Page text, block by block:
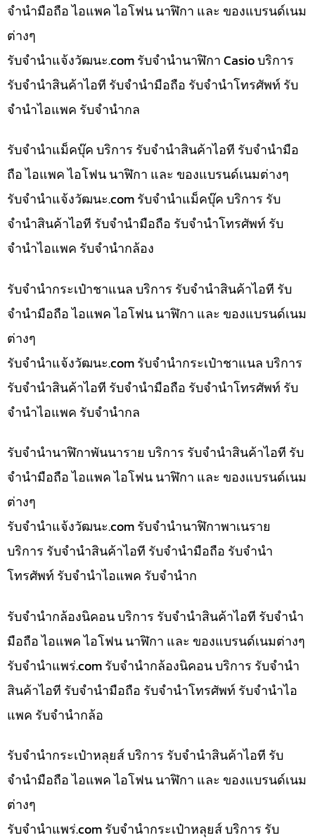
จำนำมือถือ ไอแพค ไอโฟน นาฬิกา และ ของแบรนด์เนม
ต่างๆ
รับจํานําแจ้งวัฒนะ.com รับจำนำนาฬิกา Casio บริการ
รับจำนำสินค้าไอที รับจำนำมือถือ รับจำนำโทรศัพท์ รับ
จำนำไอแพค รับจำนำกล
รับจำนำแม็คบุ๊ค บริการ รับจำนำสินค้าไอที รับจำนำมือ
ถือ ไอแพค ไอโฟน นาฬิกา และ ของแบรนด์เนมต่างๆ
รับจํานําแจ้งวัฒนะ.com รับจำนำแม็คบุ๊ค บริการ รับ
จำนำสินค้าไอที รับจำนำมือถือ รับจำนำโทรศัพท์ รับ
จำนำไอแพค รับจำนำกล้อง
รับจำนำกระเป๋าชาแนล บริการ รับจำนำสินค้าไอที รับ
จำนำมือถือ ไอแพค ไอโฟน นาฬิกา และ ของแบรนด์เนม
ต่างๆ
รับจํานําแจ้งวัฒนะ.com รับจำนำกระเป๋าชาแนล บริการ
รับจำนำสินค้าไอที รับจำนำมือถือ รับจำนำโทรศัพท์ รับ
จำนำไอแพค รับจำนำกล
รับจำนำนาฬิกาพันนาราย บริการ รับจำนำสินค้าไอที รับ
จำนำมือถือ ไอแพค ไอโฟน นาฬิกา และ ของแบรนด์เนม
ต่างๆ
รับจํานําแจ้งวัฒนะ.com รับจำนำนาฬิกาพาเนราย
บริการ รับจำนำสินค้าไอที รับจำนำมือถือ รับจำนำ
โทรศัพท์ รับจำนำไอแพค รับจำนำก
รับจำนำกล้องนิคอน บริการ รับจำนำสินค้าไอที รับจำนำ
มือถือ ไอแพค ไอโฟน นาฬิกา และ ของแบรนด์เนมต่างๆ
รับจํานําแพร่.com รับจำนำกล้องนิคอน บริการ รับจำนำ
สินค้าไอที รับจำนำมือถือ รับจำนำโทรศัพท์ รับจำนำไอ
แพค รับจำนำกล้อ
รับจำนำกระเป๋าหลุยส์ บริการ รับจำนำสินค้าไอที รับ
จำนำมือถือ ไอแพค ไอโฟน นาฬิกา และ ของแบรนด์เนม
ต่างๆ
รับจํานําแพร่.com รับจำนำกระเป๋าหลุยส์ บริการ รับ